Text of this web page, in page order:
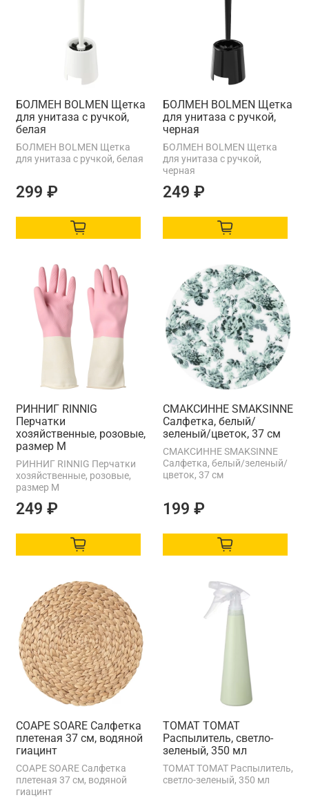
БОЛМЕН BOLMEN Щетка
для унитаза с ручкой,
белая
БОЛМЕН BOLMEN Щетка
для унитаза с ручкой, белая
299 ₽
БОЛМЕН BOLMEN Щетка
для унитаза с ручкой,
черная
БОЛМЕН BOLMEN Щетка
для унитаза с ручкой,
черная
249 ₽
РИННИГ RINNIG
Перчатки
хозяйственные, розовые,
размер M
РИННИГ RINNIG Перчатки
хозяйственные, розовые,
размер M
249 ₽
СМАКСИННЕ SMAKSINNE
Салфетка, белый/
зеленый/цветок, 37 см
СМАКСИННЕ SMAKSINNE
Салфетка, белый/зеленый/
цветок, 37 см
199 ₽
СОАРЕ SOARE Салфетка
плетеная 37 см, водяной
гиацинт
СОАРЕ SOARE Салфетка
плетеная 37 см, водяной
гиацинт
ТОМАТ TOMAT
Распылитель, светло-
зеленый, 350 мл
ТОМАТ TOMAT Распылитель,
светло-зеленый, 350 мл